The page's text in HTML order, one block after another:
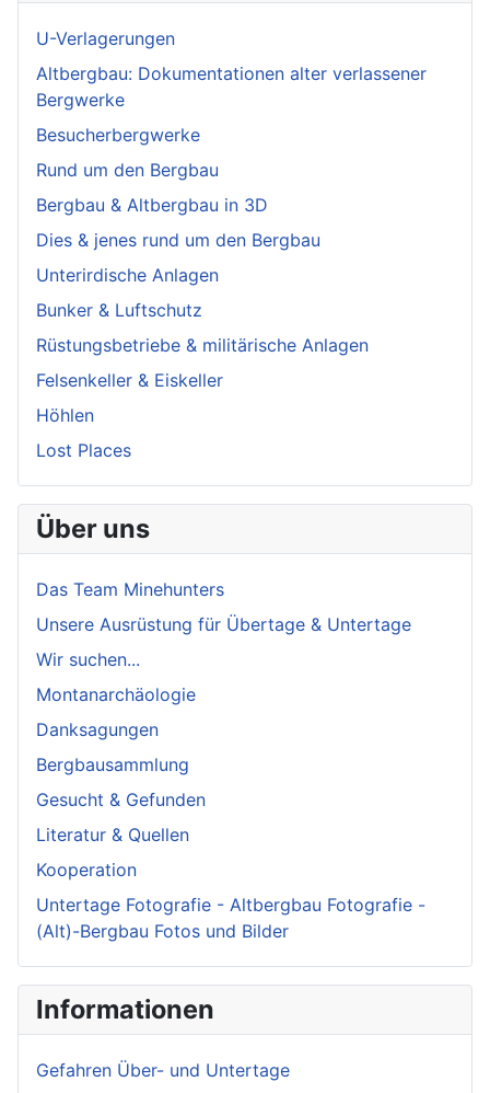
U-Verlagerungen
Altbergbau: Dokumentationen alter verlassener
Bergwerke
Besucherbergwerke
Rund um den Bergbau
Bergbau & Altbergbau in 3D
Dies & jenes rund um den Bergbau
Unterirdische Anlagen
Bunker & Luftschutz
Rüstungsbetriebe & militärische Anlagen
Felsenkeller & Eiskeller
Höhlen
Lost Places
Über uns
Das Team Minehunters
Unsere Ausrüstung für Übertage & Untertage
Wir suchen...
Montanarchäologie
Danksagungen
Bergbausammlung
Gesucht & Gefunden
Literatur & Quellen
Kooperation
Untertage Fotografie - Altbergbau Fotografie -
(Alt)-Bergbau Fotos und Bilder
Informationen
Gefahren Über- und Untertage